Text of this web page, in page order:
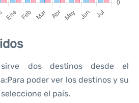
dos destinos desde el
poder ver los destinos y su
el país.